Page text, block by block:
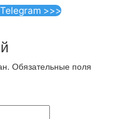
>>>
Обязательные поля